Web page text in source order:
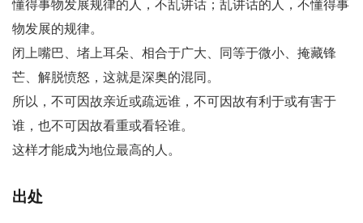
懂得事物发展规律的人，不乱讲话；乱讲话的人，不懂得事
物发展的规律。
闭上嘴巴、堵上耳朵、相合于广大、同等于微小、掩藏锋
芒、解脱愤怒，这就是深奥的混同。
所以，不可因故亲近或疏远谁，不可因故有利于或有害于
谁，也不可因故看重或看轻谁。
这样才能成为地位最高的人。
出处